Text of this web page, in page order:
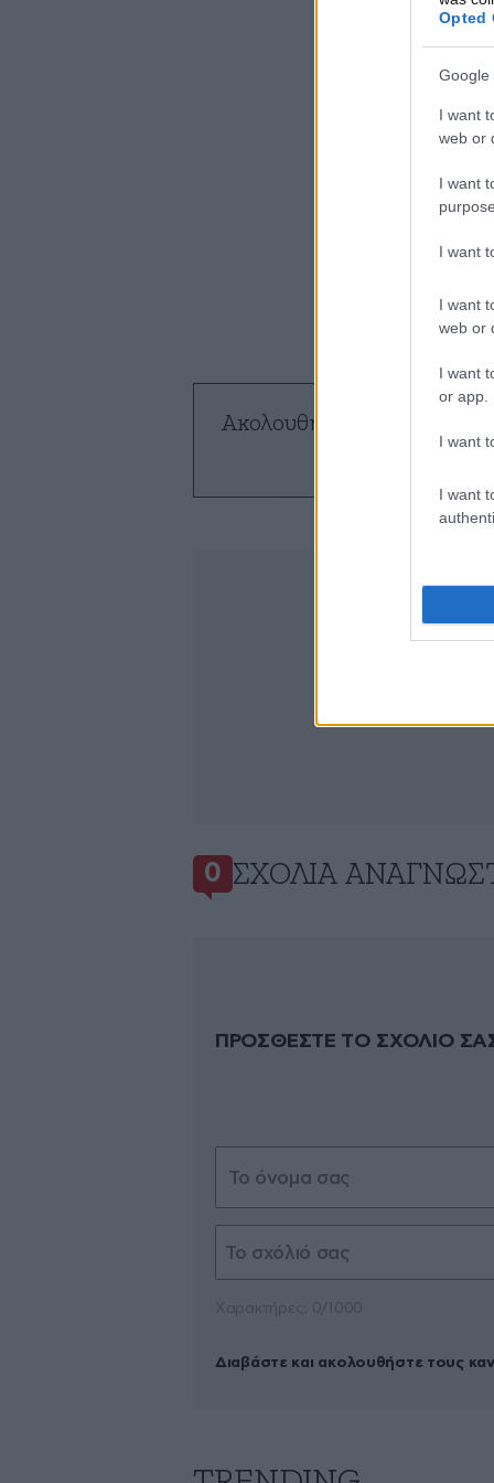
Opted
Google
I want
web or
I want
I want
I want
web or
I want
or app.
I want
I want
Ακολουθήστε το
0 ΣΧΌΛΙΑ
ΠΡΟΣΘΕΣΤΕ ΤΟ ΣΧΟΛΙΟ
Διαβάστε και ακολουθήστε τους